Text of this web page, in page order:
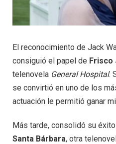
El reconocimiento de Jack
consiguió el papel de Frisco
telenovela General Hospital.
se convirtió en uno de los
actuación le permitió ganar
Más tarde, consolidó su
Santa Bárbara, otra